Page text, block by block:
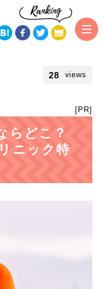
脱毛するならどこ？安くて
28 views
[PR]
らどこ？
ニック特